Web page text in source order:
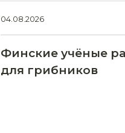
04.08.2026
Финские учёные
для грибников